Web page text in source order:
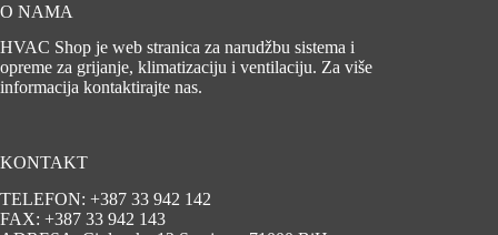
O NAMA
HVAC Shop je web stranica za narudžbu sistema i
opreme za grijanje, klimatizaciju i ventilaciju. Za više
informacija kontaktirajte nas.
KONTAKT
TELEFON: +387 33 942 142
FAX: +387 33 942 143